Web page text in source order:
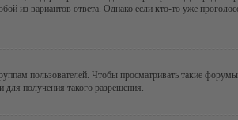
из вариантов ответа. Однако если кто-то уже
пользователей. Чтобы просматривать такие
получения такого разрешения.